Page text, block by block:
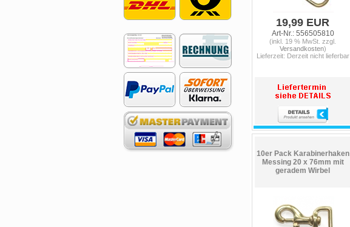
19,99 EUR
Art-Nr.: 556505810
(inkl. 19 % MwSt. zzgl.
Versandkosten)
Lieferzeit: Derzeit nicht lieferbar
10er Pack Karabinerhaken
Messing 20 x 76mm mit
geradem Wirbel